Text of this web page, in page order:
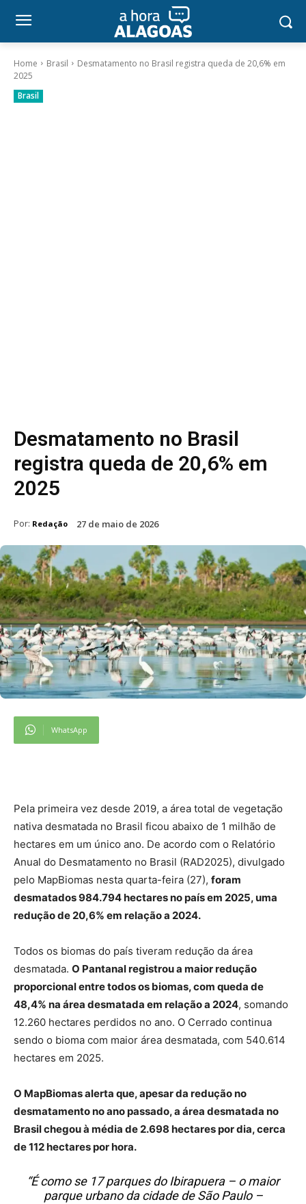
Home Brasil
Desmatamento no Brasil registra queda de 20,6% em
2025
Brasil
Desmatamento no Brasil
registra queda de 20,6% em
2025
Por: Redação 27 de maio de 2026
WhatsApp
Pela primeira vez desde 2019, a área total de vegetação
nativa desmatada no Brasil ficou abaixo de 1 milhão de
hectares em um único ano. De acordo com o Relatório
Anual do Desmatamento no Brasil (RAD2025), divulgado
pelo MapBiomas nesta quarta-feira (27), foram
desmatados 984.794 hectares no país em 2025, uma
redução de 20,6% em relação a 2024.
Todos os biomas do país tiveram redução da área
desmatada. O Pantanal registrou a maior redução
proporcional entre todos os biomas, com queda de
48,4% na área desmatada em relação a 2024, somando
12.260 hectares perdidos no ano. O Cerrado continua
sendo o bioma com maior área desmatada, com 540.614
hectares em 2025.
O MapBiomas alerta que, apesar da redução no
desmatamento no ano passado, a área desmatada no
Brasil chegou à média de 2.698 hectares por dia, cerca
de 112 hectares por hora.
“É como se 17 parques do Ibirapuera – o maior
parque urbano da cidade de São Paulo –